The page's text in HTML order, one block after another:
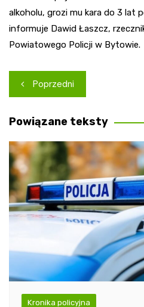
alkoholu, grozi mu kara do 3 lat
informuje Dawid Łaszcz,
Powiatowego Policji w Bytowie.
Nawigacja
wpisu
Poprzedni
Powiązane teksty
Kronika policyjna